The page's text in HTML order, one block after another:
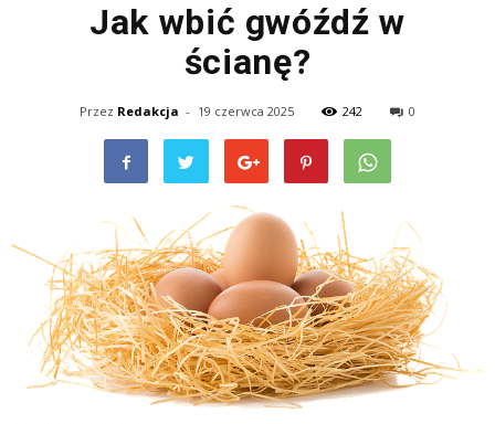
Jak wbić gwóźdź w
ścianę?
Przez Redakcja - 19 czerwca 2025 242 0